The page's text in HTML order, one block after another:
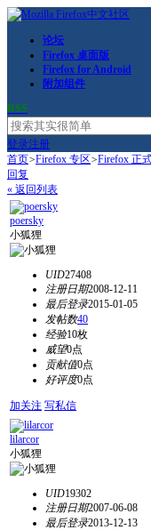
论坛
Firefox 桌面版
Firefox for Android
附加组件
RSS
登录注册
首页>Firefox 专区>Firefox 正
回复
« 返回列表
poersky
小狐狸
UID27408
注册日期2008-12-11
最后登录2015-01-05
发帖数40
经验10枚
威望0点
贡献值0点
好评度0点
加关注 写私信
lilarcor
小狐狸
UID19302
注册日期2007-06-08
最后登录2013-12-13